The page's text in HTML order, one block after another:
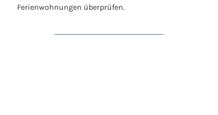
Ferienwohnungen überprüfen.